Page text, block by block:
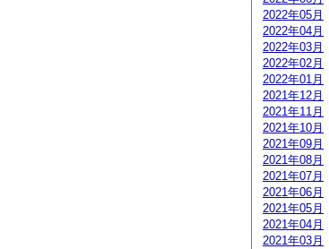
2022年05月
2022年04月
2022年03月
2022年02月
2022年01月
2021年12月
2021年11月
2021年10月
2021年09月
2021年08月
2021年07月
2021年06月
2021年05月
2021年04月
2021年03月